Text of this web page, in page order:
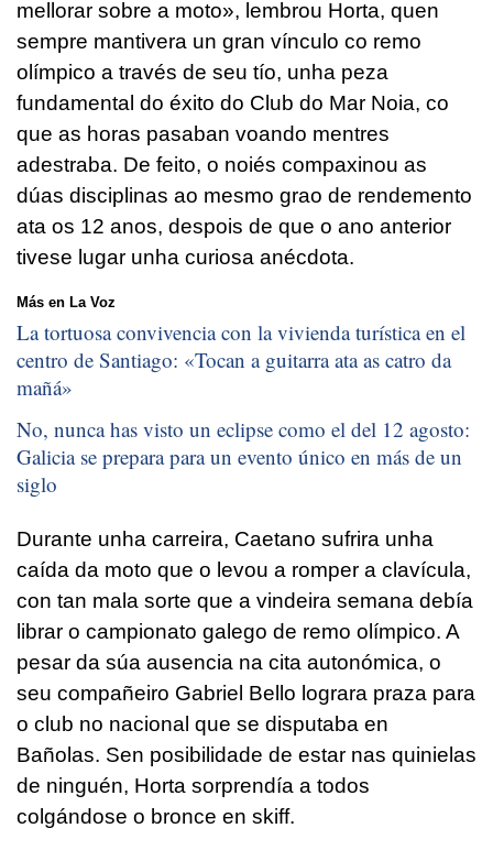
mellorar sobre a moto», lembrou Horta, quen
sempre mantivera un gran vínculo co remo
olímpico a través de seu tío, unha peza
fundamental do éxito do Club do Mar Noia, co
que as horas pasaban voando mentres
adestraba. De feito, o noiés compaxinou as
dúas disciplinas ao mesmo grao de rendemento
ata os 12 anos, despois de que o ano anterior
tivese lugar unha curiosa anécdota.
Más en La Voz
La tortuosa convivencia con la vivienda turística en el
centro de Santiago: «Tocan a guitarra ata as catro da
mañá»
No, nunca has visto un eclipse como el del 12 agosto:
Galicia se prepara para un evento único en más de un
siglo
Durante unha carreira, Caetano sufrira unha
caída da moto que o levou a romper a clavícula,
con tan mala sorte que a vindeira semana debía
librar o campionato galego de remo olímpico. A
pesar da súa ausencia na cita autonómica, o
seu compañeiro Gabriel Bello lograra praza para
o club no nacional que se disputaba en
Bañolas. Sen posibilidade de estar nas quinielas
de ninguén, Horta sorprendía a todos
colgándose o bronce en skiff.